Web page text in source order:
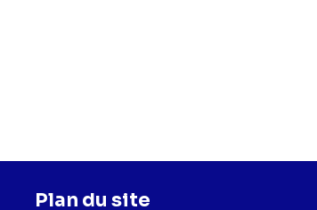
Plan du site